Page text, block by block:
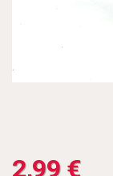
2,99 €